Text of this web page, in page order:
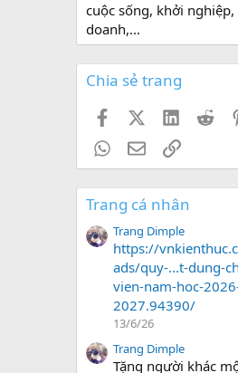
cuộc sống, khởi nghiệp,
doanh,...
Chia sẻ trang
FacebookX (Twitter)
LinkedIn
WhatsApp
EmailLink
Trang cá nhân
Trang Dimple
https://
ads/quy-...t-dung-
vien-nam-hoc-
2027.94390/
13/6/26
Trang Dimple
Tặng người khác